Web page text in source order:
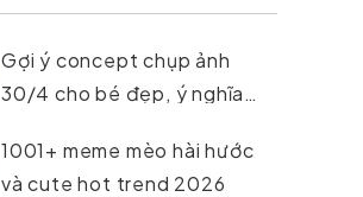
Gợi ý concept chụp ảnh
30/4 cho bé đẹp, ý nghĩa
1001+ meme mèo hài hước
và cute hot trend 2026